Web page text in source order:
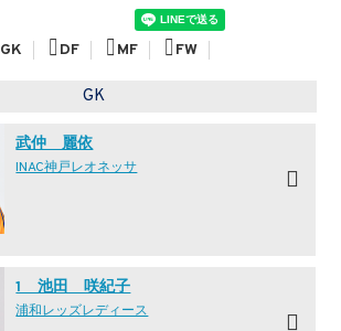
GK DF MF FW
GK
武仲 麗依
INAC神戸レオネッサ
1 池田 咲紀子
浦和レッズレディース